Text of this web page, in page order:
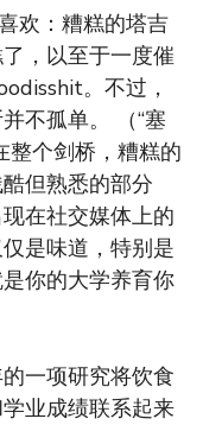
欢：糟糕的塔吉
，以至于一度催
。不过，
不孤单。 （“塞
整个剑桥，糟糕的
但熟悉的部分
在社交媒体上的
是味道，特别是
你的大学养育你
一项研究将饮食
业成绩联系起来